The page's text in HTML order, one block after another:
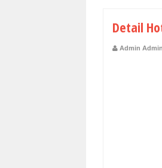
Detail
Admin Admin